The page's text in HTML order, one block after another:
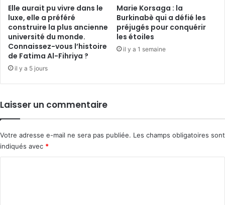
Elle aurait pu vivre dans le
luxe, elle a préféré
construire la plus ancienne
université du monde.
Connaissez-vous l’histoire
de Fatima Al-Fihriya ?
il y a 5 jours
Marie Korsaga : la
Burkinabè qui a défié les
préjugés pour conquérir
les étoiles
il y a 1 semaine
Laisser un commentaire
Votre adresse e-mail ne sera pas publiée. Les champs obligatoires sont
indiqués avec *